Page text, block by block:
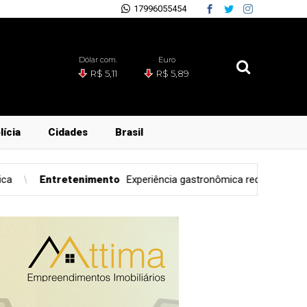
17996055454
Dólar com.
R$ 5,11
Euro
R$ 5,89
Cidades Brasil
gastronômica redefine o setor de eventos